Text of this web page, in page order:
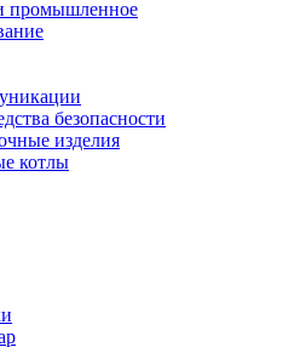
промышленное
безопасности
изделия
котлы